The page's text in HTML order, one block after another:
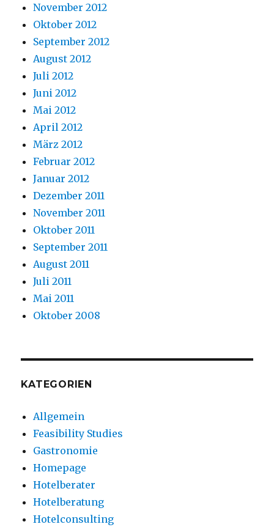
November 2012
Oktober 2012
September 2012
August 2012
Juli 2012
Juni 2012
Mai 2012
April 2012
März 2012
Februar 2012
Januar 2012
Dezember 2011
November 2011
Oktober 2011
September 2011
August 2011
Juli 2011
Mai 2011
Oktober 2008
KATEGORIEN
Allgemein
Feasibility Studies
Gastronomie
Homepage
Hotelberater
Hotelberatung
Hotelconsulting